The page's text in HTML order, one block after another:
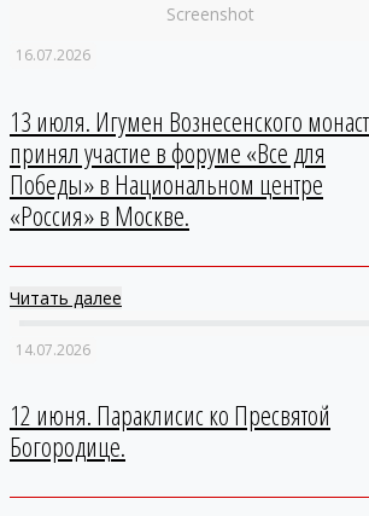
Screenshot
16.07.2026
13 июля. Игумен Вознесенского
принял участие в форуме «Все для
Победы» в Национальном центре
«Россия» в Москве.
Читать далее
14.07.2026
12 июня. Параклисис ко Пресвятой
Богородице.